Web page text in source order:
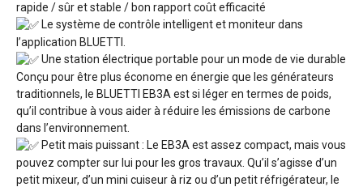
rapide / sûr et stable / bon rapport coût efficacité
Le système de contrôle intelligent et moniteur dans
l’application BLUETTI.
Une station électrique portable pour un mode de vie durable
Conçu pour être plus économe en énergie que les générateurs
traditionnels, le BLUETTI EB3A est si léger en termes de poids,
qu’il contribue à vous aider à réduire les émissions de carbone
dans l’environnement.
Petit mais puissant : Le EB3A est assez compact, mais vous
pouvez compter sur lui pour les gros travaux. Qu’il s’agisse d’un
petit mixeur, d’un mini cuiseur à riz ou d’un petit réfrigérateur, le